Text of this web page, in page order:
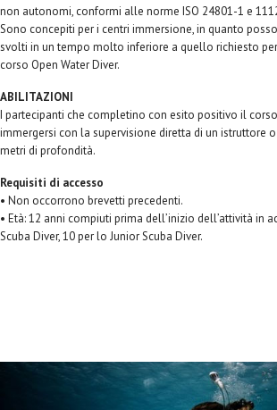
non autonomi, conformi alle norme ISO 24801-1 e
Sono concepiti per i centri immersione, in quanto
svolti in un tempo molto inferiore a quello richiesto
corso Open Water Diver.
ABILITAZIONI
I partecipanti che completino con esito positivo il
immergersi con la supervisione diretta di un istruttore
metri di profondità.
Requisiti di accesso
• Non occorrono brevetti precedenti.
• Età: 12 anni compiuti prima dell’inizio dell’attività in
Scuba Diver, 10 per lo Junior Scuba Diver.